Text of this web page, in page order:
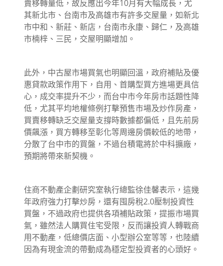
賣移轉量低，故反應出今年10月有大幅成長，尤
其新北市、台南市及高雄市有許多交屋量，如新北
市中和、新莊、新店，台南市永康、歸仁，及高雄
市楠梓、三民，交屋明顯增加。
此外，中古屋市場買氣也明顯回溫，政府補貼及優
惠貸款政策作用下，自用、首購型買方進場更具信
心，成交率提升不少，而台中市今年房市話題性降
低，尤其平均地權條例打擊預售市場及炒作房產，
買賣移轉缺乏交屋量支撐時數據都偏低，且先前房
價飆漲，買方轉移至彰化等周邊房價較低的地帶，
分散了台中市的買盤，不過台積電將於中科擴廠，
預期將帶來新契機。
住商不動產企劃研究室執行總監徐佳馨表示，這幾
年政府強力打擊炒房，還有囤房稅2.0壓制投資性
買盤，不過政府也提供各項補貼政策，提振市場買
氣，雖然法人購買住宅受限，反而讓投資人轉戰商
用不動產，低總價店面、小型辦公室等等，也陸續
因為有現金流的帶動成為穩定型投資者的心頭好。